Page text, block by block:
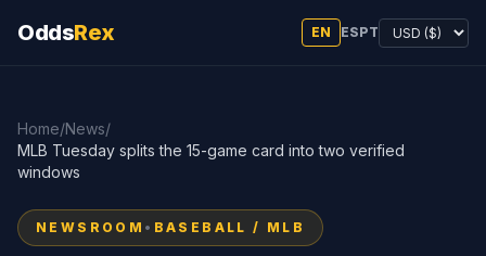
OddsRex EN ESPT
Home/News/
MLB Tuesday splits the 15-game card into two verified
windows
NEWSROOM • BASEBALL / MLB